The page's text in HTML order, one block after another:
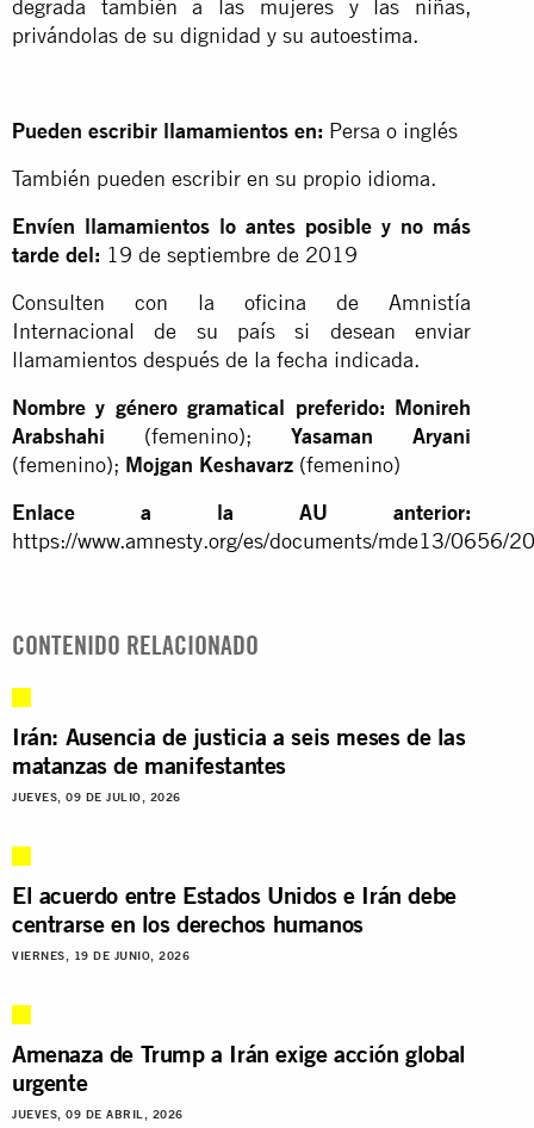
degrada también a las mujeres y las niñas,
privándolas de su dignidad y su autoestima.
Pueden escribir llamamientos en: Persa o inglés
También pueden escribir en su propio idioma.
Envíen llamamientos lo antes posible y no más
tarde del: 19 de septiembre de 2019
Consulten con la oficina de Amnistía
Internacional de su país si desean enviar
llamamientos después de la fecha indicada.
Nombre y género gramatical preferido: Monireh
Arabshahi (femenino);Yasaman Aryani
(femenino); Mojgan Keshavarz (femenino)
Enlace a la AU anterior:
https://www.amnesty.org/es/documents/mde13/0656/
CONTENIDO RELACIONADO
Irán: Ausencia de justicia a seis meses de las
matanzas de manifestantes
JUEVES, 09 DE JULIO, 2026
El acuerdo entre Estados Unidos e Irán debe
centrarse en los derechos humanos
VIERNES, 19 DE JUNIO, 2026
Amenaza de Trump a Irán exige acción global
urgente
JUEVES, 09 DE ABRIL, 2026